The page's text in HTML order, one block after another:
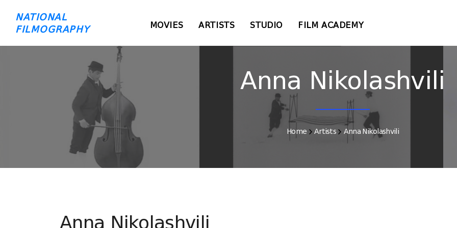
NATIONAL
FILMOGRAPHY
MOVIES ARTISTS STUDIO FILM ACADEMY
Anna Nikolashvili
Home Artists Anna Nikolashvili
Anna Nikolashvili